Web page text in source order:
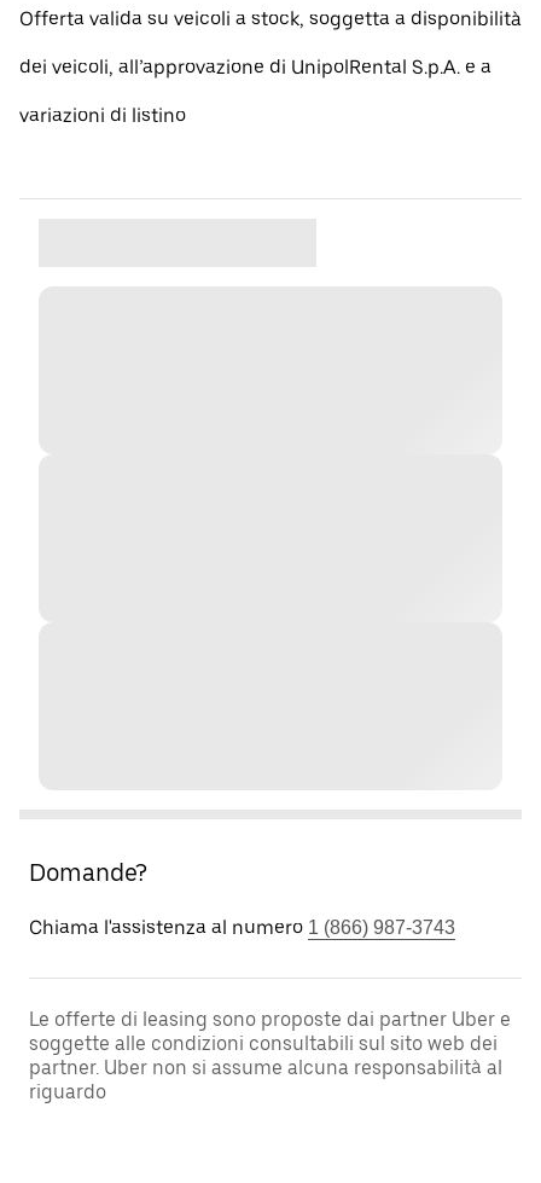
Offerta valida su veicoli a stock, soggetta a disponibilità
dei veicoli, all’approvazione di UnipolRental S.p.A. e a
variazioni di listino
Domande?
Chiama l'assistenza al numero 1 (866) 987-3743
Le offerte di leasing sono proposte dai partner Uber e
soggette alle condizioni consultabili sul sito web dei
partner. Uber non si assume alcuna responsabilità al
riguardo